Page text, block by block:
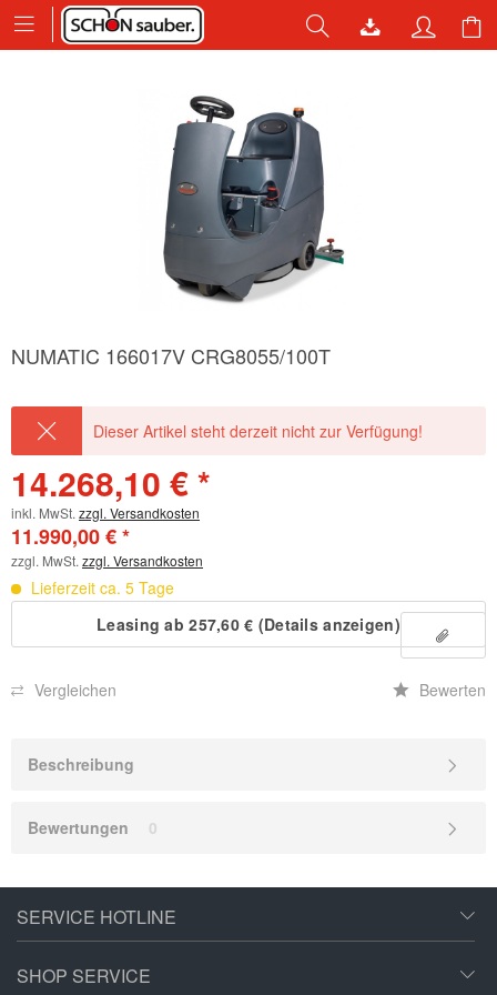
NUMATIC 166017V CRG8055/100T
Dieser Artikel steht derzeit nicht zur Verfügung!
14.268,10 € *
inkl. MwSt. zzgl. Versandkosten
11.990,00 € *
zzgl. MwSt. zzgl. Versandkosten
Lieferzeit ca. 5 Tage
Leasing ab 257,60 € (Details anzeigen)
Vergleichen Bewerten
Beschreibung
Bewertungen 0
SERVICE HOTLINE
SHOP SERVICE